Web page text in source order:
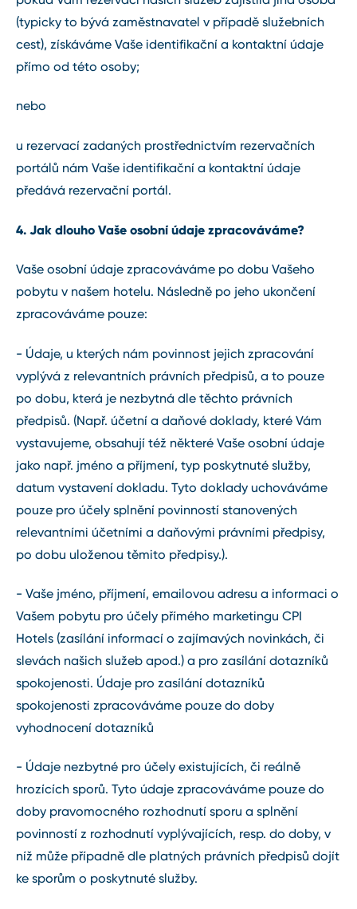
(typicky to bývá zaměstnavatel v případě služebních
cest), získáváme Vaše identifikační a kontaktní údaje
přímo od této osoby;
nebo
u rezervací zadaných prostřednictvím rezervačních
portálů nám Vaše identifikační a kontaktní údaje
předává rezervační portál.
4. Jak dlouho Vaše osobní údaje zpracováváme?
Vaše osobní údaje zpracováváme po dobu Vašeho
pobytu v našem hotelu. Následně po jeho ukončení
zpracováváme pouze:
- Údaje, u kterých nám povinnost jejich zpracování
vyplývá z relevantních právních předpisů, a to pouze
po dobu, která je nezbytná dle těchto právních
předpisů. (Např. účetní a daňové doklady, které Vám
vystavujeme, obsahují též některé Vaše osobní údaje
jako např. jméno a příjmení, typ poskytnuté služby,
datum vystavení dokladu. Tyto doklady uchováváme
pouze pro účely splnění povinností stanovených
relevantními účetními a daňovými právními předpisy,
po dobu uloženou těmito předpisy.).
- Vaše jméno, příjmení, emailovou adresu a informaci o
Vašem pobytu pro účely přímého marketingu CPI
Hotels (zasílání informací o zajímavých novinkách, či
slevách našich služeb apod.) a pro zasílání dotazníků
spokojenosti. Údaje pro zasílání dotazníků
spokojenosti zpracováváme pouze do doby
vyhodnocení dotazníků
- Údaje nezbytné pro účely existujících, či reálně
hrozících sporů. Tyto údaje zpracováváme pouze do
doby pravomocného rozhodnutí sporu a splnění
povinností z rozhodnutí vyplývajících, resp. do doby, v
níž může případně dle platných právních předpisů dojít
ke sporům o poskytnuté služby.